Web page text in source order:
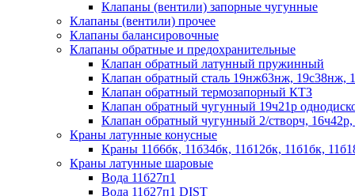
Клапаны (вентили) запорные чугунные
Клапаны (вентили) прочее
Клапаны балансировочные
Клапаны обратные и предохранительные
Клапан обратный латунный пружинный
Клапан обратный сталь 19нж63нж, 19с38нж,
Клапан обратный термозапорный КТЗ
Клапан обратный чугунный 19ч21р
Клапан обратный чугунный 2/створч, 16ч42р,
Краны латунные конусные
Краны 11б6бк, 11б34бк, 11б12бк, 11б1бк,
Краны латунные шаровые
Вода 11б27п1
Вода 11б27п1 DIST